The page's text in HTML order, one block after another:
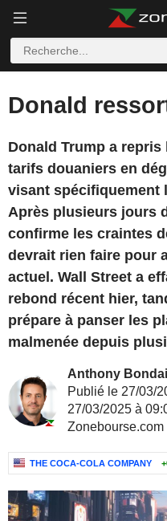
Donald
Donald Trump a
tarifs douaniers en
visant spécifiquement
Après plusieurs jours
confirme les craintes
devrait rien faire pour
actuel. Wall Street a
rebond récent hier,
prépare à panser les
malmenée depuis
Anthony
Publié le 27/03/
27/03/2025 à
Zonebourse.com
THE COCA-COLA COMPANY